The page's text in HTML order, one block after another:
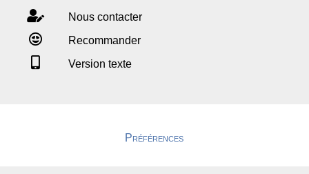
Nous contacter
Recommander
Version texte
Préférences